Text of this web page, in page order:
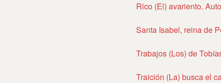
Rico (El) avariento.
Santa Isabel, reina de
Trabajos (Los) de
Traición (La) busca el